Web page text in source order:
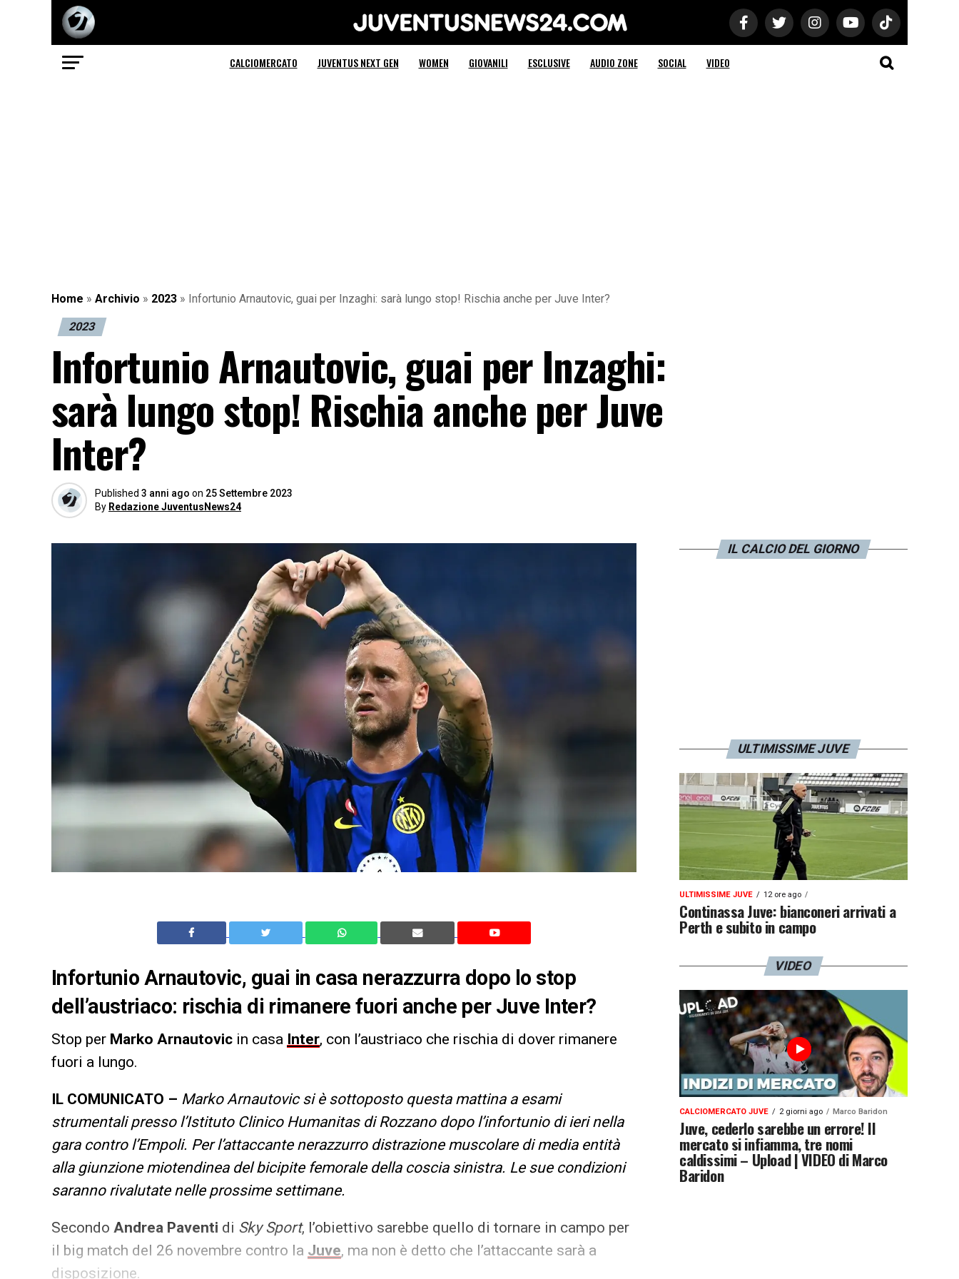
Juventus News 24
CALCIOMERCATO JUVENTUS NEXT GEN WOMEN GIOVANILI ESCLUSIVE AUDIO ZONE SOCIAL VIDEO
Home » Archivio » 2023 » Infortunio Arnautovic, guai per Inzaghi: sarà lungo stop! Rischia anche per Juve Inter?
2023
Infortunio Arnautovic, guai per Inzaghi:
sarà lungo stop! Rischia anche per Juve
Inter?
Published 3 anni ago on 25 Settembre 2023
By Redazione JuventusNews24
Infortunio Arnautovic, guai in casa nerazzurra dopo lo stop
dell’austriaco: rischia di rimanere fuori anche per Juve Inter?
Stop per Marko Arnautovic in casa Inter, con l’austriaco che rischia di dover rimanere
fuori a lungo.
IL COMUNICATO – Marko Arnautovic si è sottoposto questa mattina a esami
strumentali presso l’Istituto Clinico Humanitas di Rozzano dopo l’infortunio di ieri nella
gara contro l’Empoli. Per l’attaccante nerazzurro distrazione muscolare di media entità
alla giunzione miotendinea del bicipite femorale della coscia sinistra. Le sue condizioni
saranno rivalutate nelle prossime settimane.
Secondo Andrea Paventi di Sky Sport, l’obiettivo sarebbe quello di tornare in campo per
il big match del 26 novembre contro la Juve, ma non è detto che l’attaccante sarà a
disposizione.
IL CALCIO DEL GIORNO
ULTIMISSIME JUVE
ULTIMISSIME JUVE 12 ore ago
Continassa Juve: bianconeri arrivati a
Perth e subito in campo
VIDEO
CALCIOMERCATO JUVE 2 giorni ago Marco Baridon
Juve, cederlo sarebbe un errore! Il
mercato si infiamma, tre nomi
caldissimi – Upload | VIDEO di Marco
Baridon